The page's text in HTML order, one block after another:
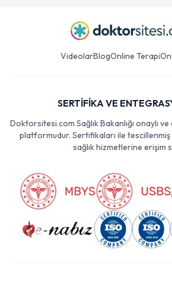
VideolarBlogOnline Terapi
SERTİFİKA VE
Doktorsitesi.com Sağlık Bakanlığı onaylı
platformudur. Sertifikaları ile tescillenmiş
sağlık hizmetlerine erişim